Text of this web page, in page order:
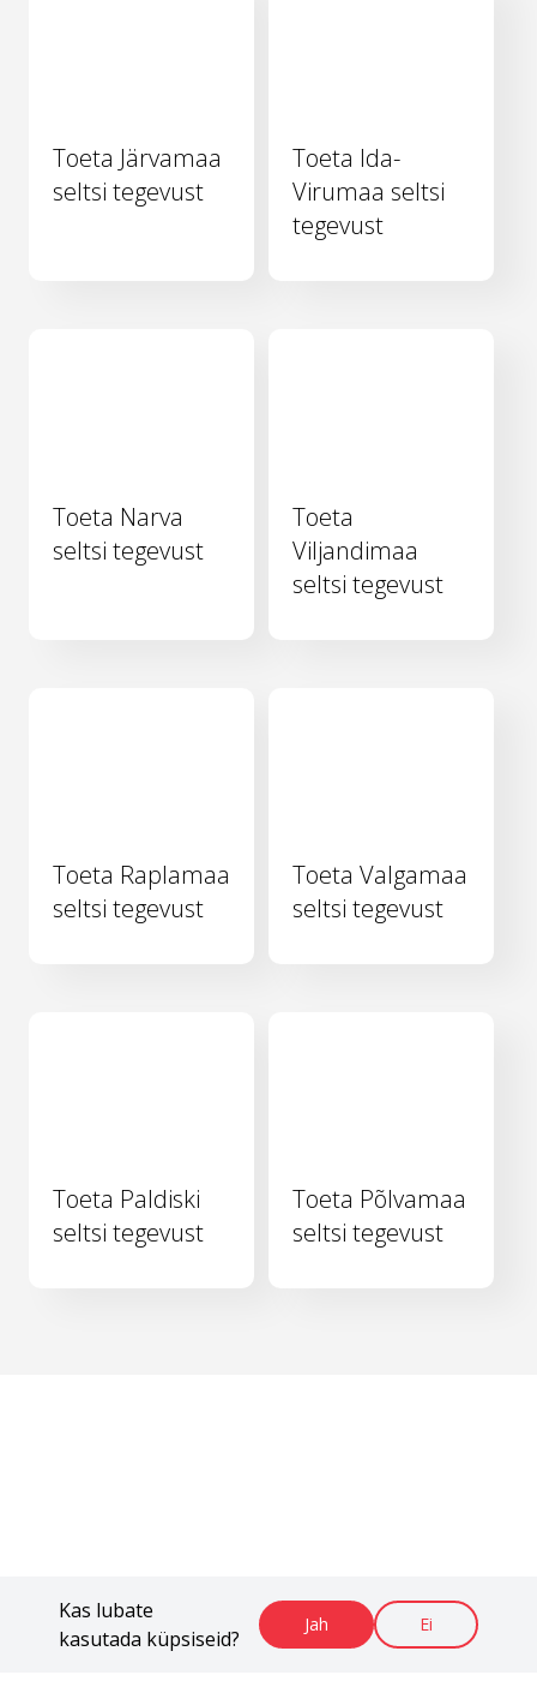
Kas lubate
kasutada küpsiseid?
Jah Ei
Toeta Järvamaa
seltsi tegevust
Toeta Ida-
Virumaa seltsi
tegevust
Toeta Narva
seltsi tegevust
Toeta
Viljandimaa
seltsi tegevust
Toeta Raplamaa
seltsi tegevust
Toeta Valgamaa
seltsi tegevust
Toeta Paldiski
seltsi tegevust
Toeta Põlvamaa
seltsi tegevust